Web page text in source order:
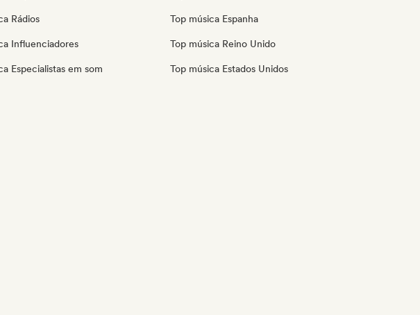
Rádios
Influenciadores
Especialistas em som
Top música Espanha
Top música Reino Unido
Top música Estados Unidos